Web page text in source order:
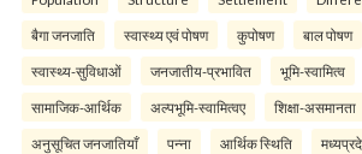
बैगा जनजाति स्वास्थ्य एवं पोषण कुपोषण बाल पोषण
स्वास्थ्य-सुविधाओं जनजातीय-प्रभावित भूमि-स्वामित्व
सामाजिक-आर्थिक अल्पभूमि-स्वामित्वए शिक्षा-असमानता
अनुसूचित जनजातियाँ पन्ना आर्थिक स्थिति